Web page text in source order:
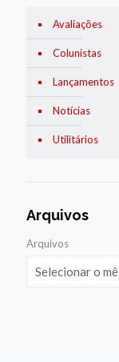
Avaliações
Colunistas
Lançamentos
Notícias
Utilitários
Arquivos
Arquivos